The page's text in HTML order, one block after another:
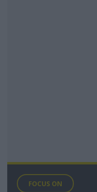
FOCUS ON